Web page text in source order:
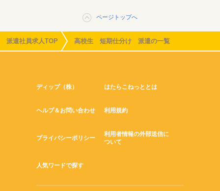
ページトップへ
派遣社員求人TOP 高校生 短期仕分け 派遣の一覧
ディップ（株） はたらこねっととは
ヘルプ＆お問い合わせ 利用規約
プライバシーポリシー
利用者情報の外部送信に
ついて
人気ワードで探す